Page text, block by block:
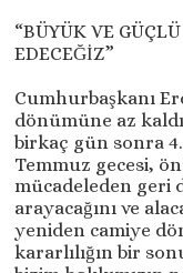
“BÜYÜK VE
EDECEĞİZ”
Cumhurbaşkanı
dönümüne az
birkaç gün sonra 4.
Temmuz gecesi,
mücadeleden geri
arayacağını ve
yeniden camiye
kararlılığın bir